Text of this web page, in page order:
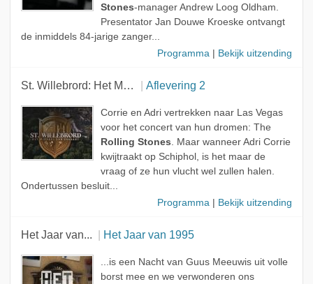
Stones-manager Andrew Loog Oldham.
Presentator Jan Douwe Kroeske ontvangt
de inmiddels 84-jarige zanger...
Programma
Bekijk uitzending
St. Willebrord: Het Mirakel Van Brabant Aflevering 2
Corrie en Adri vertrekken naar Las Vegas
voor het concert van hun dromen: The
Rolling Stones. Maar wanneer Adri Corrie
kwijtraakt op Schiphol, is het maar de
vraag of ze hun vlucht wel zullen halen.
Ondertussen besluit...
Programma
Bekijk uitzending
Het Jaar van... Het Jaar van 1995
...is een Nacht van Guus Meeuwis uit volle
borst mee en we verwonderen ons